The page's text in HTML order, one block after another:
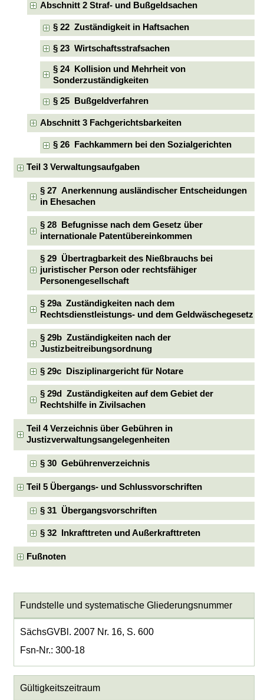
Abschnitt 2 Straf- und Bußgeldsachen
§ 22 Zuständigkeit in Haftsachen
§ 23 Wirtschaftsstrafsachen
§ 24 Kollision und Mehrheit von
Sonderzuständigkeiten
§ 25 Bußgeldverfahren
Abschnitt 3 Fachgerichtsbarkeiten
§ 26 Fachkammern bei den Sozialgerichten
Teil 3 Verwaltungsaufgaben
§ 27 Anerkennung ausländischer Entscheidungen
in Ehesachen
§ 28 Befugnisse nach dem Gesetz über
internationale Patentübereinkommen
§ 29 Übertragbarkeit des Nießbrauchs bei
juristischer Person oder rechtsfähiger
Personengesellschaft
§ 29a Zuständigkeiten nach dem
Rechtsdienstleistungs- und dem Geldwäschegesetz
§ 29b Zuständigkeiten nach der
Justizbeitreibungsordnung
§ 29c Disziplinargericht für Notare
§ 29d Zuständigkeiten auf dem Gebiet der
Rechtshilfe in Zivilsachen
Teil 4 Verzeichnis über Gebühren in
Justizverwaltungsangelegenheiten
§ 30 Gebührenverzeichnis
Teil 5 Übergangs- und Schlussvorschriften
§ 31 Übergangsvorschriften
§ 32 Inkrafttreten und Außerkrafttreten
Fußnoten
Fundstelle und systematische Gliederungsnummer
SächsGVBl. 2007 Nr. 16, S. 600
Fsn-Nr.: 300-18
Gültigkeitszeitraum